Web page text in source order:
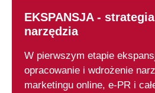
EKSPANSJA -
narzędzia
W pierwszym etapie
opracowanie i wdrożenie
marketingu online, e-PR i